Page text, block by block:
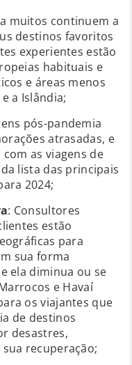
muitos continuem a
destinos favoritos
experientes estão
habituais e
e áreas menos
a Islândia;
pós-pandemia
atrasadas, e
as viagens de
lista das principais
2024;
: Consultores
estão
para
sua forma
ela diminua ou se
e Havaí
os viajantes que
de destinos
desastres,
recuperação;